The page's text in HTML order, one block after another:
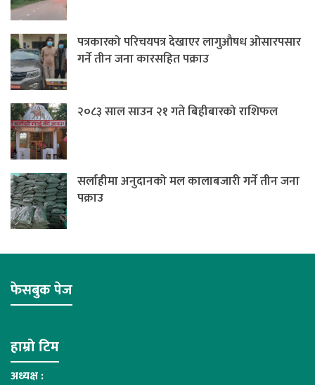
पत्रकारको परिचयपत्र देखाएर लागुऔषध ओसारपसार
गर्ने तीन जना कारसहित पक्राउ
२०८३ साल साउन २१ गते बिहीबारको राशिफल
सर्लाहीमा अनुदानको मल कालाबजारी गर्ने तीन जना
पक्राउ
फेसबुक पेज
हाम्रो टिम
अध्यक्ष :